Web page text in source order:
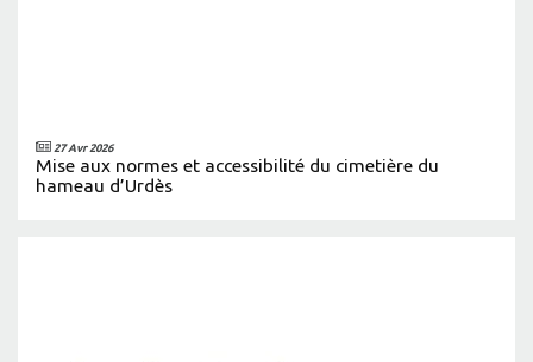
27 Avr 2026
Mise aux normes et accessibilité du cimetière du
hameau d’Urdès